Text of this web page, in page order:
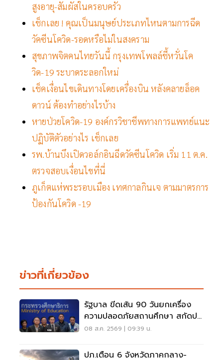
สูงอายุ-สัมผัสในครอบครัว
เช็กเลย ! คุณเป็นมนุษย์ประเภทไหนตามการฉีด
วัคซีนโควิด-รอดหรือไม่ในสงคราม
สุขภาพจิตคนไทยวันนี้ กรุงเทพโพลล์ชี้หวั่นโค
วิด-19 ระบาดระลอกใหม่
เช็คเงื่อนไขเดินทางโดยเครื่องบิน หลังคลายล็อค
ดาวน์ ต้องทำอย่างไรบ้าง
หายป่วยโควิด-19 องค์กรวิชาชีพทางการแพทย์แนะ
ปฏิบัติตัวอย่างไร เช็กเลย
รพ.บ้านบึงเปิดวอล์กอินฉีดวัคซีนโควิด เริ่ม 11 ต.ค.
ตรวจสอบเงื่อนไขที่นี่
ภูเก็ตแห่พระรอบเมือง เทศกาลกินเจ ตามมาตรการ
ป้องกันโควิด -19
ข่าวที่เกี่ยวข้อง
รัฐบาล ขีดเส้น 90 วันยกเครื่อง
ความปลอดภัยสถานศึกษา สกัดปม
บูลลี่
08 ส.ค. 2569 | 09:39 น.
ปภ.เตือน 6 จังหวัดภาคกลาง-